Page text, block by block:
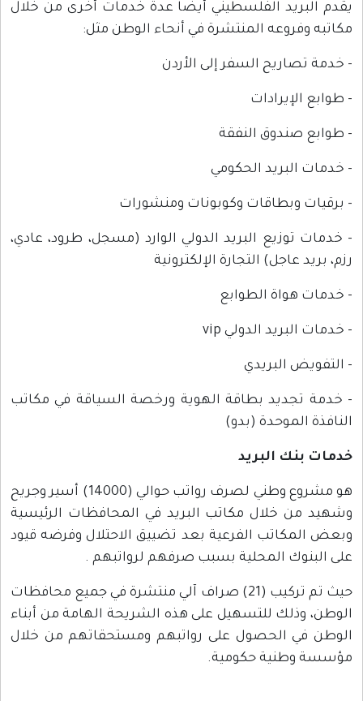
يقدم البريد الفلسطيني أيضاً عدة خدمات أخرى من خلال
مكاتبه وفروعه المنتشرة في أنحاء الوطن مثل:
- خدمة تصاريح السفر إلى الأردن
- طوابع الإيرادات
- طوابع صندوق النفقة
- خدمات البريد الحكومي
- برقيات وبطاقات وكوبونات ومنشورات
- خدمات توزيع البريد الدولي الوارد (مسجل، طرود، عادي،
رزم، بريد عاجل) التجارة الإلكترونية
- خدمات هواة الطوابع
- خدمات البريد الدولي vip
- التفويض البريدي
- خدمة تجديد بطاقة الهوية ورخصة السياقة في مكاتب
النافذة الموحدة (بدو)
خدمات بنك البريد
هو مشروع وطني لصرف رواتب حوالي (14000) أسير وجريح
وشهيد من خلال مكاتب البريد في المحافظات الرئيسية
وبعض المكاتب الفرعية بعد تضييق الاحتلال وفرضه قيود
على البنوك المحلية بسبب صرفهم لرواتبهم .
حيث تم تركيب (21) صراف آلي منتشرة في جميع محافظات
الوطن، وذلك للتسهيل على هذه الشريحة الهامة من أبناء
الوطن في الحصول على رواتبهم ومستحقاتهم من خلال
مؤسسة وطنية حكومية.